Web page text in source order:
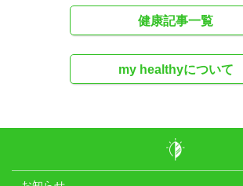
健康記事一覧
my healthyについて